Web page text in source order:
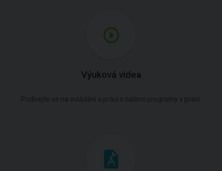
Výuková videa